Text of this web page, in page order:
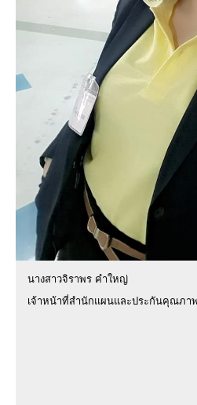
นางสาวจิราพร คำใหญ่
เจ้าหน้าที่สำนักแผนและประกันคุณภาพ